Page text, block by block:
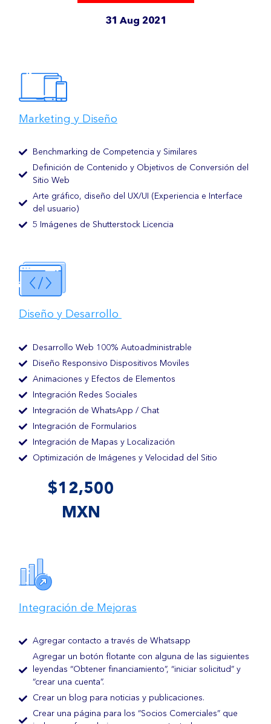
31 Aug 2021
Marketing y Diseño
Benchmarking de Competencia y Similares
Definición de Contenido y Objetivos de Conversión del
Sitio Web
Arte gráfico, diseño del UX/UI (Experiencia e Interface
del usuario)
5 Imágenes de Shutterstock Licencia
Diseño y Desarrollo
Desarrollo Web 100% Autoadministrable
Diseño Responsivo Dispositivos Moviles
Animaciones y Efectos de Elementos
Integración Redes Sociales
Integración de WhatsApp / Chat
Integración de Formularios
Integración de Mapas y Localización
Optimización de Imágenes y Velocidad del Sitio
$12,500
MXN
Integración de Mejoras
Agregar contacto a través de Whatsapp
Agregar un botón flotante con alguna de las siguientes
leyendas “Obtener financiamiento”, “iniciar solicitud” y
“crear una cuenta”.
Crear un blog para noticias y publicaciones.
Crear una página para los “Socios Comerciales” que